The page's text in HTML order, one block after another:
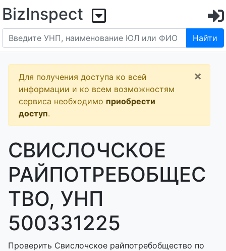
BizInspect
Найти
Для получения доступа ко всей
информации и ко всем возможностям
сервиса необходимо приобрести
доступ.
×
СВИСЛОЧСКОЕ
РАЙПОТРЕБОБЩЕС
ТВО, УНП
500331225
Проверить Свислочское райпотребобщество по